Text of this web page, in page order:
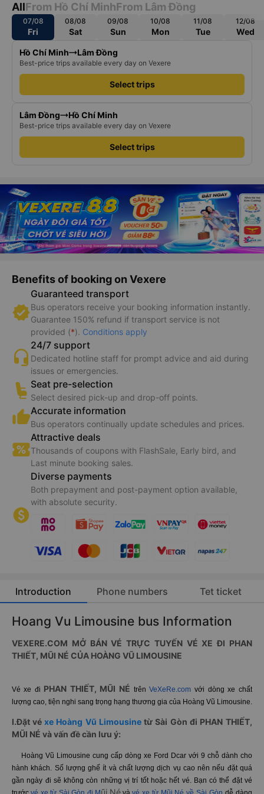
AllFrom Hồ Chí MinhFrom Lâm Đồng
07/08
Fri
08/08
Sat
09/08
Sun
10/08
Mon Tue Wed
Hồ Chí Minh Lâm Đồng
Select trips
Lâm Đồng Hồ Chí Minh
Benefits of booking on Vexere
Guaranteed transport
Bus operators receive your booking information instantly.
Guarantee 150% refund if transport service is not
provided (*).Conditions apply
24/7 support
Dedicated hotline staff for prompt advice and aid during
issues or emergencies.
Seat pre-selection
Select desired pick-up and drop-off points.
Accurate information
Bus operators continually update schedules and prices.
Attractive deals
Thousands of coupons with FlashSale, Early bird, and
Last minute booking sales.
Diverse payments
Both prepayment and post-payment option available,
with absolute security.
Hoang Vu Limousine bus Information
VEXERE.COM MỞ BÁN VÉ TRỰC TUYẾN VÉ XE ĐI PHAN
THIẾT, MŨI NÉ CỦA HOÀNG VŨ LIMOUSINE
Vé xe điPHAN THIẾT, MŨI NÉ
I.Đặt véxe Hoàng Vũ Limousinetừ Sài Gòn điPHAN THIẾT,
MŨI NÉ và vấn đề cần lưu ý: